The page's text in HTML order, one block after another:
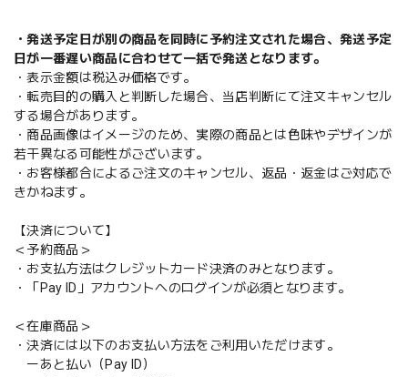
・発送予定日が別の商品を同時に予約注文された場合、発送予定
日が一番遅い商品に合わせて一括で発送となります。
・表示金額は税込み価格です。
・転売目的の購入と判断した場合、当店判断にて注文キャンセル
する場合があります。
・商品画像はイメージのため、実際の商品とは色味やデザインが
若干異なる可能性がございます。
・お客様都合によるご注文のキャンセル、返品・返金はご対応で
きかねます。
【決済について】
＜予約商品＞
・お支払方法はクレジットカード決済のみとなります。
・「Pay ID」アカウントへのログインが必須となります。
＜在庫商品＞
・決済には以下のお支払い方法をご利用いただけます。
ーあと払い（Pay ID）